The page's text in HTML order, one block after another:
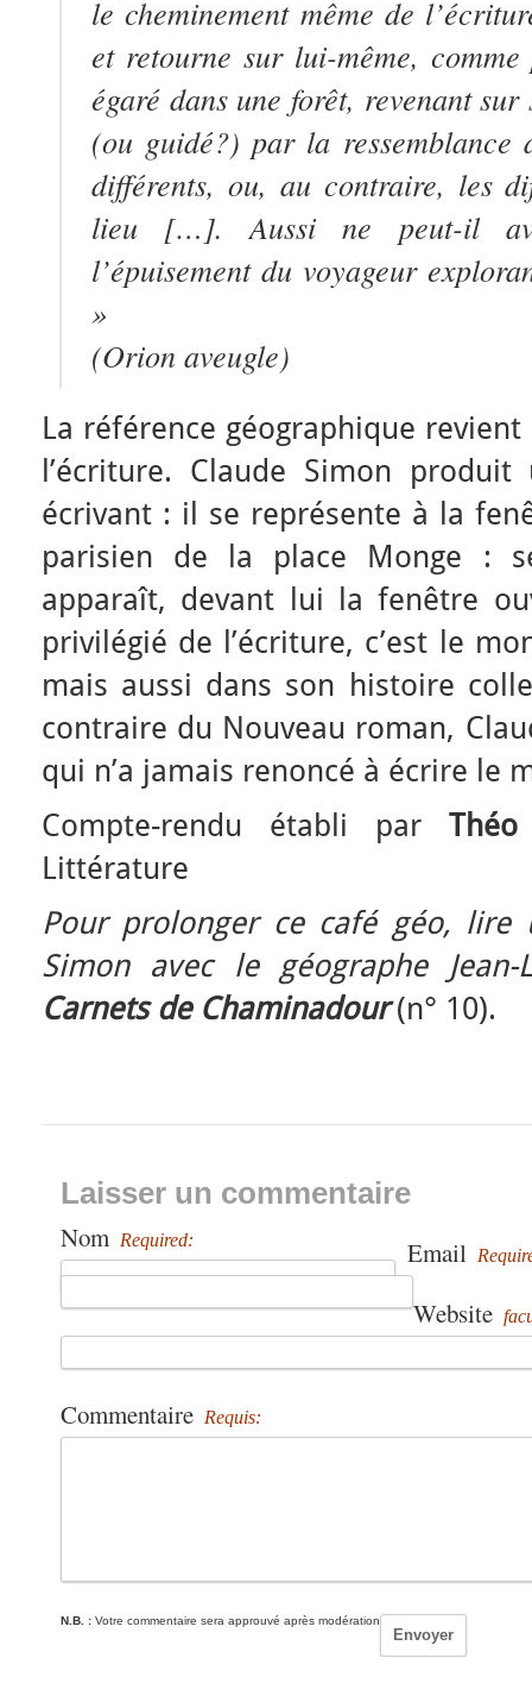
le cheminement même de
et retourne sur lui-même,
égaré dans une forêt, revenant
(ou guidé?) par la
différents, ou, au contraire, les
lieu […]. Aussi ne peut-il
l’épuisement du voyageur
»
(Orion aveugle)
La référence géographique
l’écriture. Claude Simon
écrivant : il se représente à la
parisien de la place Monge :
apparaît, devant lui la fenêtre
privilégié de l’écriture, c’est le
mais aussi dans son histoire
contraire du Nouveau roman,
qui n’a jamais renoncé à écrire le
Compte-rendu établi par
Littérature
Pour prolonger ce café géo, lire
Simon avec le géographe Jean-
Carnets de Chaminadour(n° 10).
Laisser un commentaire
Nom Required: Email
Website
Commentaire Requis:
N.B. : Votre commentaire sera approuvé après modération